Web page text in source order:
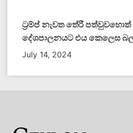
ට්‍රම්ප් නැවත තේරී
දේශපාලනයට එය කෙලෙස
July 14, 2024